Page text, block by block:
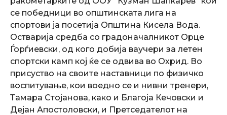
се победници во општинската лига на
спортови ја посетија Општина Кисела Вода.
Остварија средба со градоначалникот Орце
Ѓорѓиевски, од кого добија ваучери за летен
спортски камп кој ќе се одвива во Охрид. Во
присуство на своите наставници по физичко
воспитување, кои воедно се и нивни тренери,
Тамара Стојанова, како и Благоја Кечовски и
Дејан Апостоловски, и Претседателот на